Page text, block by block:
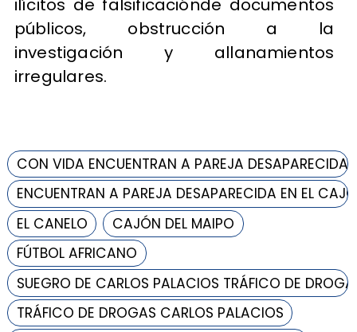
ilícitos de falsificaciónde documentos
públicos, obstrucción a la
investigación y allanamientos
irregulares.
CON VIDA ENCUENTRAN A PAREJA DESAPARECIDA
ENCUENTRAN A PAREJA DESAPARECIDA EN EL
EL CANELO
CAJÓN DEL MAIPO
FÚTBOL AFRICANO
SUEGRO DE CARLOS PALACIOS TRÁFICO DE DROGA
TRÁFICO DE DROGAS CARLOS PALACIOS